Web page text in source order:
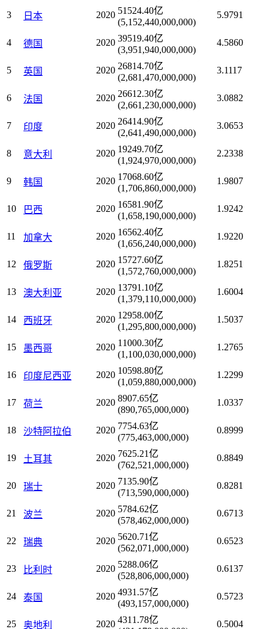
3 日本 2020 51524.40亿
(5,152,440,000,000)
5.9791
4 德国 2020 39519.40亿
(3,951,940,000,000)
4.5860
5 英国 2020 26814.70亿
(2,681,470,000,000)
3.1117
6 法国 2020 26612.30亿
(2,661,230,000,000)
3.0882
7 印度 2020 26414.90亿
(2,641,490,000,000)
3.0653
8 意大利 2020 19249.70亿
(1,924,970,000,000)
2.2338
9 韩国 2020 17068.60亿
(1,706,860,000,000)
1.9807
10 巴西 2020 16581.90亿
(1,658,190,000,000)
1.9242
11 加拿大 2020 16562.40亿
(1,656,240,000,000)
1.9220
12 俄罗斯 2020 15727.60亿
(1,572,760,000,000)
1.8251
13 澳大利亚 2020 13791.10亿
(1,379,110,000,000)
1.6004
14 西班牙 2020 12958.00亿
(1,295,800,000,000)
1.5037
15 墨西哥 2020 11000.30亿
(1,100,030,000,000)
1.2765
16 印度尼西亚 2020 10598.80亿
(1,059,880,000,000)
1.2299
17 荷兰 2020 8907.65亿
(890,765,000,000)
1.0337
18 沙特阿拉伯 2020 7754.63亿
(775,463,000,000)
0.8999
19 土耳其 2020 7625.21亿
(762,521,000,000)
0.8849
20 瑞士 2020 7135.90亿
(713,590,000,000)
0.8281
21 波兰 2020 5784.62亿
(578,462,000,000)
0.6713
22 瑞典 2020 5620.71亿
(562,071,000,000)
0.6523
23 比利时 2020 5288.06亿
(528,806,000,000)
0.6137
24 泰国 2020 4931.57亿
(493,157,000,000)
0.5723
25 奥地利 2020 4311.78亿
0.5004